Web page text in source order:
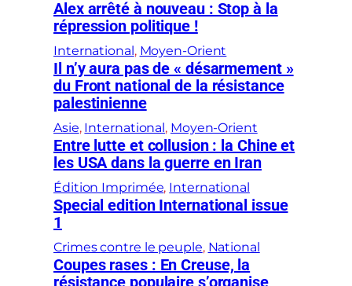
Alex arrêté à nouveau : Stop à la
répression politique !
International, Moyen-Orient
Il n’y aura pas de « désarmement »
du Front national de la résistance
palestinienne
Asie, International, Moyen-Orient
Entre lutte et collusion : la Chine et
les USA dans la guerre en Iran
Édition Imprimée, International
Special edition International issue
1
Crimes contre le peuple, National
Coupes rases : En Creuse, la
résistance populaire s’organise